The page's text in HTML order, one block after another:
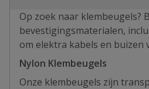
Op zoek naar klembeugels?
bevestigingsmaterialen,
om elektra kabels en buizen
Nylon Klembeugels
Onze klembeugels zijn